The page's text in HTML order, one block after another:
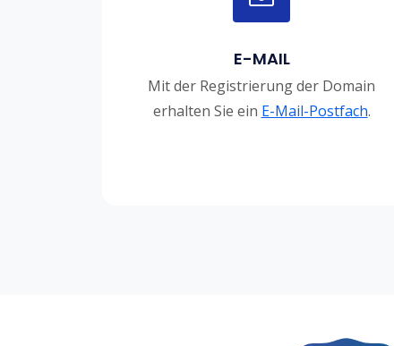
E-MAIL
Mit der Registrierung der Domain
erhalten Sie ein E-Mail-Postfach.